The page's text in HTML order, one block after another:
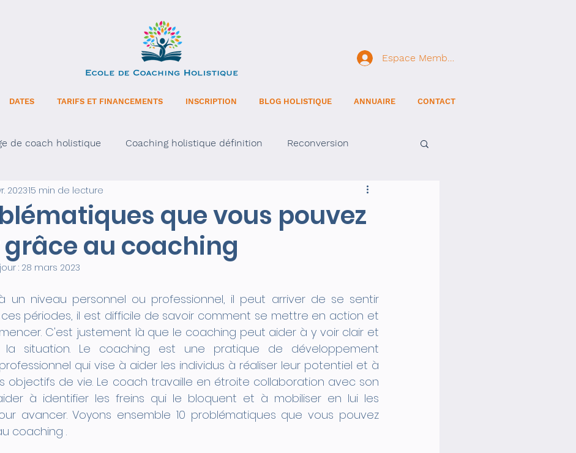
Espace Membre
DATES TARIFS ET FINANCEMENTS INSCRIPTION BLOG HOLISTIQUE ANNUAIRE CONTACT
de coach holistique Coaching holistique définition Reconversion
intuition avec l’âge
que vous pouvez
au coaching
202315 min de lecture
: 28 mars 2023
un niveau personnel ou professionnel, il peut arriver de se sentir
ces périodes, il est difficile de savoir comment se mettre en action et
C'est justement là que le coaching peut aider à y voir clair et
la situation. Le coaching est une pratique de développement
qui vise à aider les individus à réaliser leur potentiel et à
objectifs de vie. Le coach travaille en étroite collaboration avec son
à identifier les freins qui le bloquent et à mobiliser en lui les
avancer. Voyons ensemble 10 problématiques que vous pouvez
coaching .